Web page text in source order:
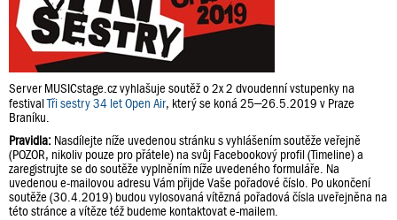
Server MUSICstage.cz vyhlašuje soutěž o 2x 2 dvoudenní vstupenky na
festivalTři sestry 34 let Open Air, který se koná 25–26.5.2019 v Praze
Braníku.
Pravidla: Nasdílejte níže uvedenou stránku s vyhlášením soutěže veřejně
(POZOR, nikoliv pouze pro přátele) na svůj Facebookový profil (Timeline) a
zaregistrujte se do soutěže vyplněním níže uvedeného formuláře. Na
uvedenou e-mailovou adresu Vám přijde Vaše pořadové číslo. Po ukončení
soutěže (30.4.2019) budou vylosovaná vítězná pořadová čísla uveřejněna na
této stránce a vítěze též budeme kontaktovat e-mailem.